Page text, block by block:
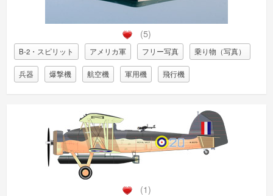
(5)
B-2・スピリット アメリカ軍 フリー写真 乗り物（写真）
兵器 爆撃機 航空機 軍用機 飛行機
(1)